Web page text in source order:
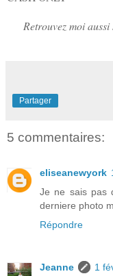
Retrouvez moi
Partager
5 commentaires:
eliseanewyork
Je ne sais pas
derniere photo
Répondre
Jeanne
1